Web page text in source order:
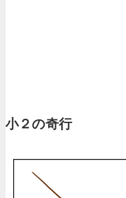
小２の奇行